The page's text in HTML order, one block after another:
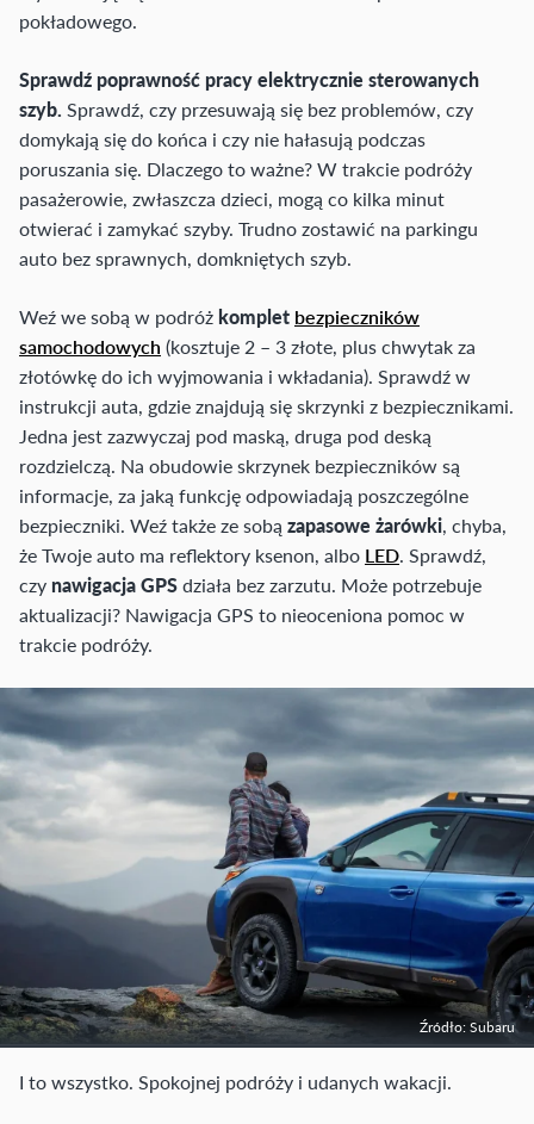
pokładowego.
Sprawdź poprawność pracy elektrycznie sterowanych
szyb. Sprawdź, czy przesuwają się bez problemów, czy
domykają się do końca i czy nie hałasują podczas
poruszania się. Dlaczego to ważne? W trakcie podróży
pasażerowie, zwłaszcza dzieci, mogą co kilka minut
otwierać i zamykać szyby. Trudno zostawić na parkingu
auto bez sprawnych, domkniętych szyb.
Weź we sobą w podróż komplet bezpieczników
samochodowych (kosztuje 2 – 3 złote, plus chwytak za
złotówkę do ich wyjmowania i wkładania). Sprawdź w
instrukcji auta, gdzie znajdują się skrzynki z bezpiecznikami.
Jedna jest zazwyczaj pod maską, druga pod deską
rozdzielczą. Na obudowie skrzynek bezpieczników są
informacje, za jaką funkcję odpowiadają poszczególne
bezpieczniki. Weź także ze sobą zapasowe żarówki, chyba,
że Twoje auto ma reflektory ksenon, albo LED. Sprawdź,
czy nawigacja GPSdziała bez zarzutu. Może potrzebuje
aktualizacji? Nawigacja GPS to nieoceniona pomoc w
trakcie podróży.
Źródło: Subaru
I to wszystko. Spokojnej podróży i udanych wakacji.